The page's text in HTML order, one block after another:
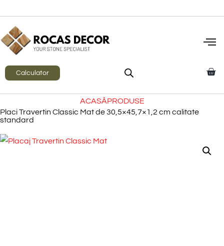
Calculator
ACASĂPRODUSE
Placi Travertin Classic Mat de 30,5×45,7×1,2 cm calitate
standard